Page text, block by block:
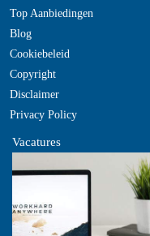
Top Aanbiedingen
Blog
Cookiebeleid
Copyright
Disclaimer
Privacy Policy
Vacatures